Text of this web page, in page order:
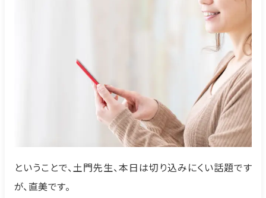
ということで、土門先生、本日は切り込みにくい話題です
が、直美です。